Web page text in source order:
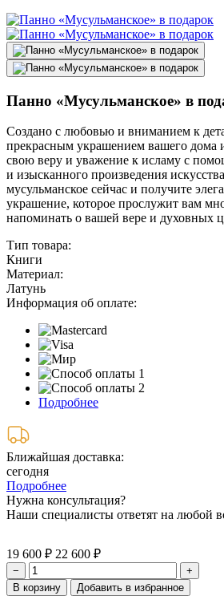
Панно «Мусульманское» в
Создано с любовью и вниманием к
прекрасным украшением вашего дома
свою веру и уважение к исламу с
и изысканного произведения
мусульманское сейчас и получите
украшение, которое прослужит вам
напоминать о вашей вере и духовных
Тип товара:
Книги
Материал:
Латунь
Информация об оплате:
Подробнее
Ближайшая доставка:
сегодня
Подробнее
Нужна консультация?
Наши специалисты ответят на любой
19 600 ₽ 22 600 ₽
−
+
В корзину
Добавить в избранное